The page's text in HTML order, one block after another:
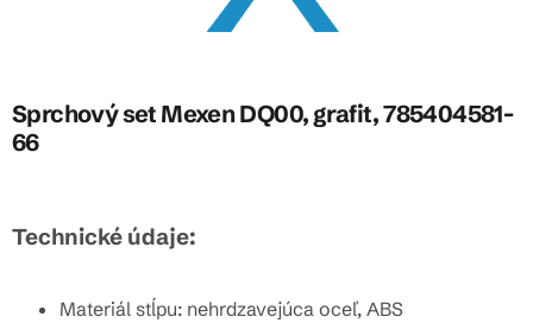
Sprchový set Mexen DQ00, grafit, 785404581-
66
Technické údaje:
Materiál stĺpu: nehrdzavejúca oceľ, ABS